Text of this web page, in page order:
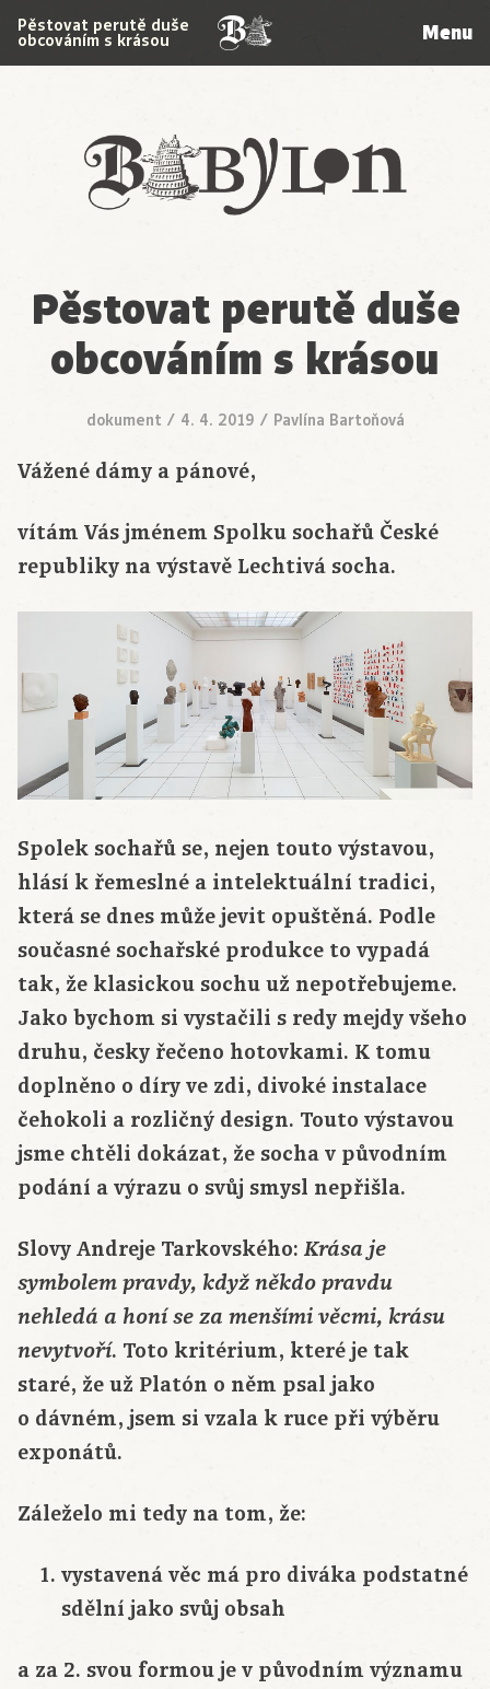
Babylon
Pěstovat perutě duše
obcováním s krásou Menu
Pěstovat perutě duše
obcováním s krásou
dokument / 4. 4. 2019 / Pavlína Bartoňová
Vážené dámy a pánové,
vítám Vás jménem Spolku sochařů České
republiky na výstavě Lechtivá socha.
Spolek sochařů se, nejen touto výstavou,
hlásí k řemeslné a intelektuální tradici,
která se dnes může jevit opuštěná. Podle
současné sochařské produkce to vypadá
tak, že klasickou sochu už nepotřebujeme.
Jako bychom si vystačili s redy mejdy všeho
druhu, česky řečeno hotovkami. K tomu
doplněno o díry ve zdi, divoké instalace
čehokoli a rozličný design. Touto výstavou
jsme chtěli dokázat, že socha v původním
podání a výrazu o svůj smysl nepřišla.
Slovy Andreje Tarkovského: Krása je
symbolem pravdy, když někdo pravdu
nehledá a honí se za menšími věcmi, krásu
nevytvoří. Toto kritérium, které je tak
staré, že už Platón o něm psal jako
o dávném, jsem si vzala k ruce při výběru
exponátů.
Záleželo mi tedy na tom, že:
vystavená věc má pro diváka podstatné
sdělní jako svůj obsah
a za 2. svou formou je v původním významu